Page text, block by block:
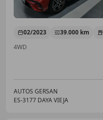
02/2023 39.000 km
4WD
AUTOS GERSAN
ES-3177 DAYA VIEJA